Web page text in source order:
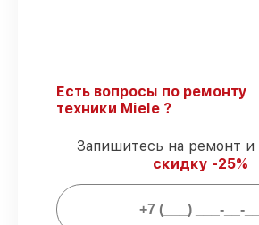
подтверждает их уровень
Выполнение работ
гарантируем завершение
Подтвержденная
работы по сервису
официальной гарантией.
Есть вопросы по ремонту
техники Miele ?
Запишитесь на ремонт и
скидку -25%